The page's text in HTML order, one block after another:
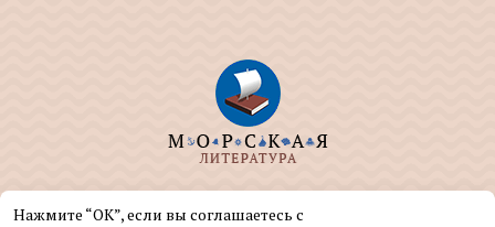
ООО "МОРКНИГА" занимается изданием и
Нажмите “ОК”, если вы соглашаетесь с